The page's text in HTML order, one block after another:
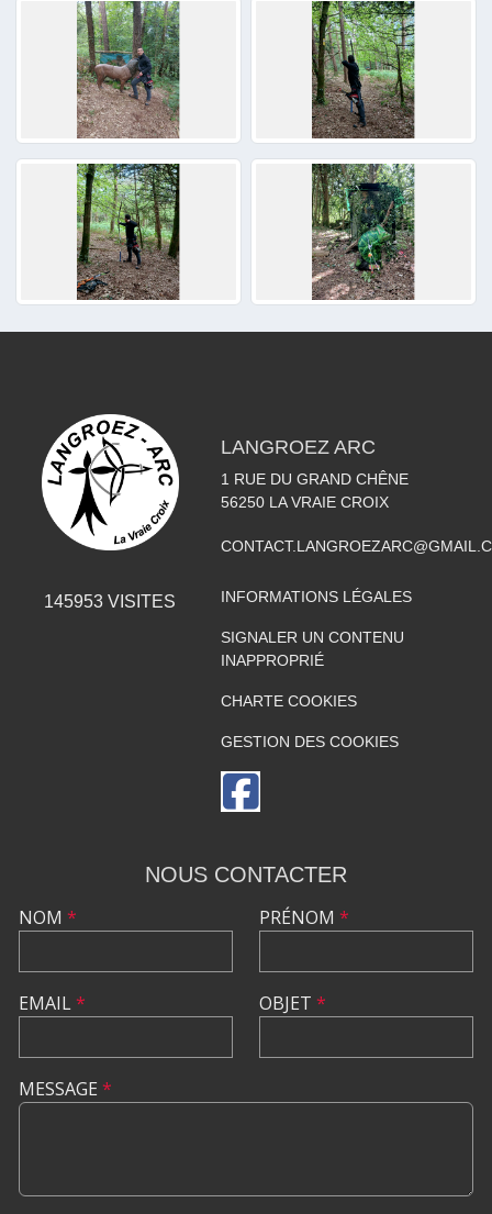
145953 VISITES
LANGROEZ ARC
1 RUE DU GRAND CHÊNE
56250 LA VRAIE CROIX
INFORMATIONS LÉGALES
SIGNALER UN CONTENU
INAPPROPRIÉ
CHARTE COOKIES
GESTION DES COOKIES
NOUS CONTACTER
NOM *
EMAIL*
PRÉNOM *
OBJET *
MESSAGE *